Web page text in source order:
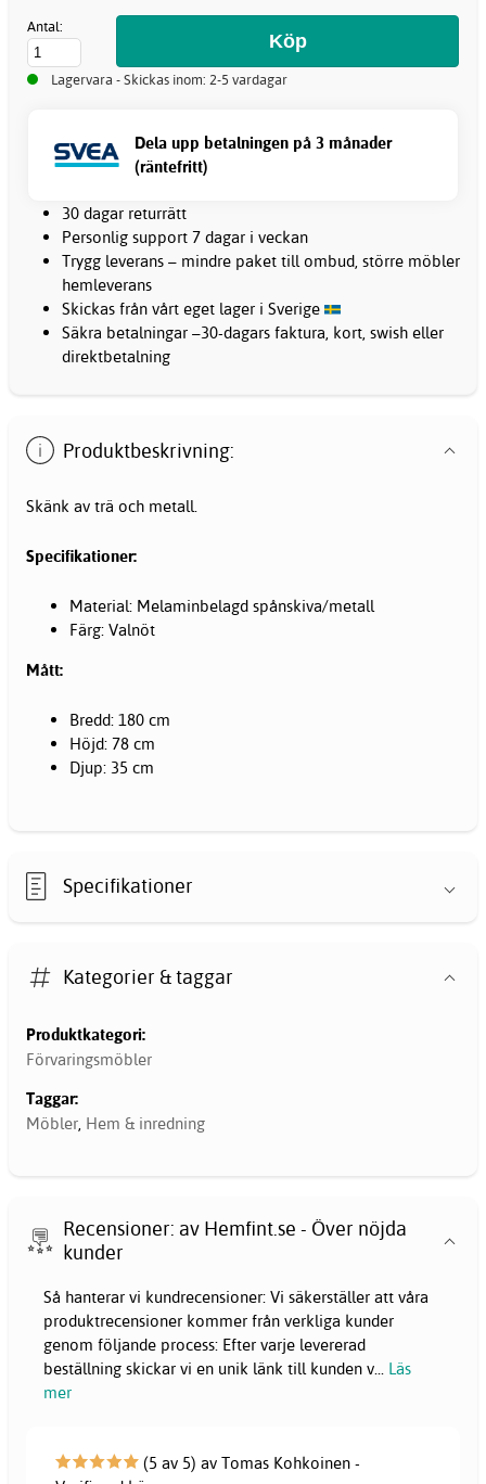
Antal:
Lagervara - Skickas inom: 2-5 vardagar
Dela upp betalningen på 3 månader
(räntefritt)
30 dagar returrätt
Personlig support 7 dagar i veckan
Trygg leverans – mindre paket till ombud, större möbler
hemleverans
Skickas från vårt eget lager i Sverige
Säkra betalningar –30-dagars faktura, kort, swish eller
direktbetalning
Produktbeskrivning:
Skänk av trä och metall.
Specifikationer:
Material: Melaminbelagd spånskiva/metall
Färg: Valnöt
Mått:
Bredd: 180 cm
Höjd: 78 cm
Djup: 35 cm
Specifikationer
Kategorier & taggar
Produktkategori:
Förvaringsmöbler
Taggar:
Möbler, Hem & inredning
Recensioner: av Hemfint.se - Över nöjda
kunder
Så hanterar vi kundrecensioner: Vi säkerställer att våra
produktrecensioner kommer från verkliga kunder
genom följande process: Efter varje levererad
beställning skickar vi en unik länk till kunden v... Läs
mer
(5 av 5) av Tomas Kohkoinen -